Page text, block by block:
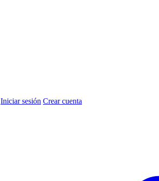
Iniciar sesión Crear cuenta